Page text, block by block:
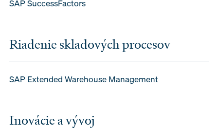
SAP SuccessFactors
Riadenie skladových procesov
SAP Extended Warehouse Management
Inovácie a vývoj